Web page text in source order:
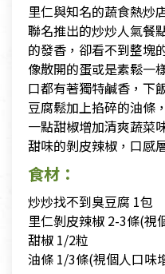
里仁與知名的蔬食熱炒
聯名推出的炒炒人氣餐
的發香，卻看不到整塊
像散開的蛋或是素鬆一
口都有著獨特鹹香，下
豆腐鬆加上掐碎的油條
一點甜椒增加清爽蔬菜
甜味的剝皮辣椒，口感
食材：
炒炒找不到臭豆腐 1包
里仁剝皮辣椒 2-3條(視
甜椒 1/2粒
油條 1/3條(視個人口味